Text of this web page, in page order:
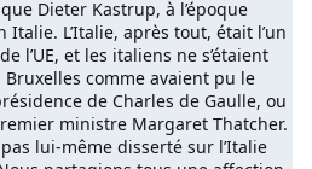
Dieter Kastrup, à l’époque
L’Italie, après tout, était l’un
l’UE, et les italiens ne s’étaient
comme avaient pu le
de Charles de Gaulle, ou
ministre Margaret Thatcher.
lui-même disserté sur l’Italie